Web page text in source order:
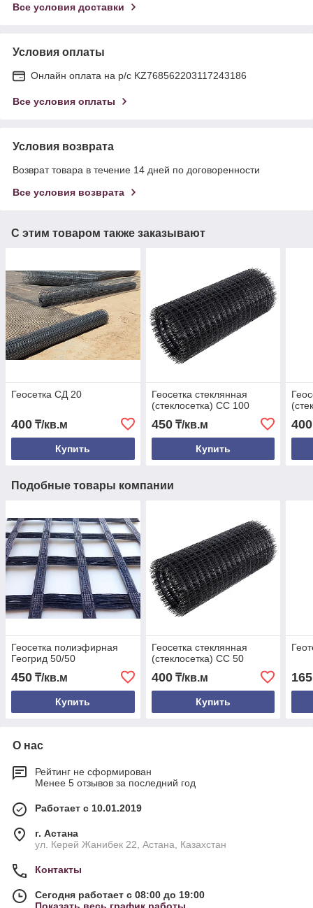
Все условия доставки
Условия оплаты
Онлайн оплата на р/с KZ768562203117243186
Все условия оплаты
Условия возврата
Возврат товара в течение 14 дней по договоренности
Все условия возврата
С этим товаром также заказывают
Геосетка СД 20
400 ₸/кв.м
Купить
Геосетка стеклянная
(стеклосетка) СС 100
450₸/кв.м
Купить
400
Подобные товары компании
Геосетка полиэфирная
Геогрид 50/50
450 ₸/кв.м
Купить
Геосетка стеклянная
(стеклосетка) СС 50
400₸/кв.м
Купить
165
О нас
Рейтинг не сформирован
Менее 5 отзывов за последний год
Работает с 10.01.2019
г. Астана
ул. Керей Жанибек 22, Астана, Казахстан
Контакты
Сегодня работает с 08:00 до 19:00